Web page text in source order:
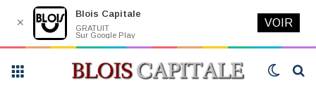
Switch
✕
Blois Capitale
GRATUIT
Sur Google Play
VOIR